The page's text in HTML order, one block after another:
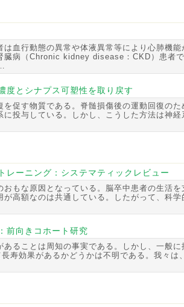
血行動態の異常や体液異常等により心肺機能
臓病（Chronic kidney disease：CKD）患者
度とシナプス可塑性を取り戻す
促す物質である。脊髄損傷後の運動回復のた
投与している。しかし、こうした方法は神経
レーニング：システマティックレビュー
もな原因となっている。脳卒中患者の生活を
高額なのは共通している。したがって、科学
前向きコホート研究
ることは周知の事実である。しかし、一般に
寿効果があるかどうかは不明である。我々は